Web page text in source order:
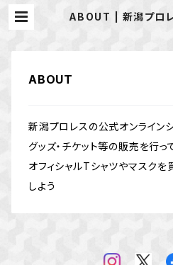
ABOUT | 新潟プロレ
ABOUT
新潟プロレスの公式オンライン
グッズ・チケット等の販売を行っ
オフィシャルTシャツやマスク
しよう